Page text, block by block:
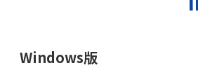
Windows版